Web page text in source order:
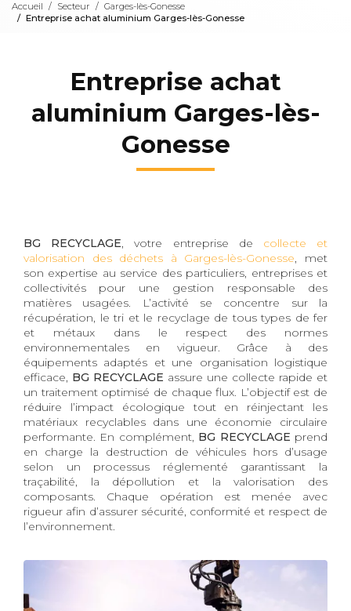
Accueil Secteur
Garges-lès-Gonesse
Entreprise achat aluminium Garges-lès-Gonesse
Entreprise achat
aluminium Garges-lès-
Gonesse
BG RECYCLAGE, votre entreprise de collecte et
valorisation des déchets à Garges-lès-Gonesse, met
son expertise au service des particuliers, entreprises et
collectivités pour une gestion responsable des
matières usagées. L’activité se concentre sur la
récupération, le tri et le recyclage de tous types de fer
et métaux dans le respect des normes
environnementales en vigueur. Grâce à des
équipements adaptés et une organisation logistique
efficace, BG RECYCLAGE assure une collecte rapide et
un traitement optimisé de chaque flux. L’objectif est de
réduire l’impact écologique tout en réinjectant les
matériaux recyclables dans une économie circulaire
performante. En complément, BG RECYCLAGE prend
en charge la destruction de véhicules hors d’usage
selon un processus réglementé garantissant la
traçabilité, la dépollution et la valorisation des
composants. Chaque opération est menée avec
rigueur afin d’assurer sécurité, conformité et respect de
l’environnement.